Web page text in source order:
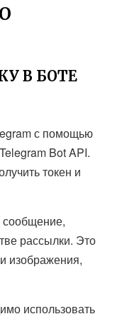
В БОТЕ
с помощью
Bot API.
токен и
рассылки. Это
изображения,
использовать